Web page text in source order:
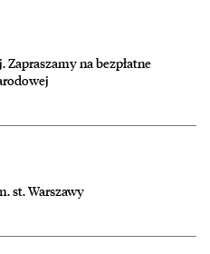
Zapraszamy na bezpłatne
Rzeczypospolitej. Zapraszamy na
st. Warszawy
Nagrodę m. st. Warszawy